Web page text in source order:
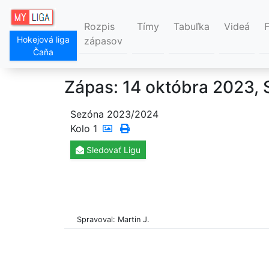
Hokejová liga
Čaňa
Rozpis
zápasov
Tímy Tabuľka Videá
Zápas: 14 októbra 2023,
Sezóna 2023/2024
Kolo 1
Sledovať Ligu
Spravoval: Martin J.